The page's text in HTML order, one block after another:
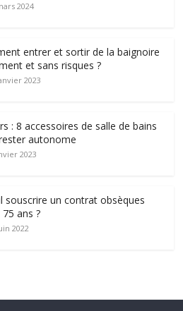
2024
entrer et sortir de la baignoire
et sans risques ?
2023
: 8 accessoires de salle de bains
autonome
2023
souscrire un contrat obsèques
ans ?
2022